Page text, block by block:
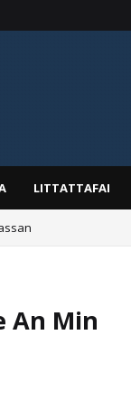
LITTATTAFAI
Bungudu
An Min